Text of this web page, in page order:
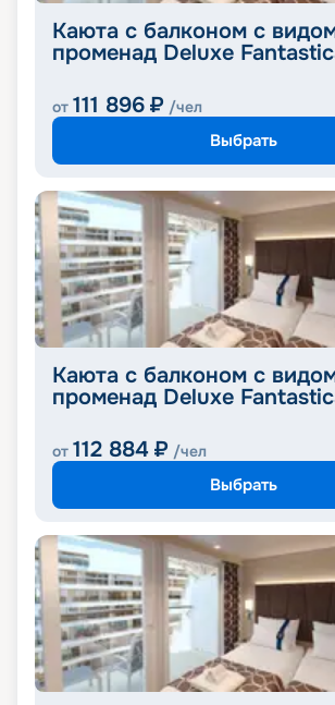
Каюта с балконом с
променад Deluxe
от 111 896 ₽ /чел
Выбрать
Каюта с балконом с
променад Deluxe
от 112 884 ₽ /чел
Выбрать